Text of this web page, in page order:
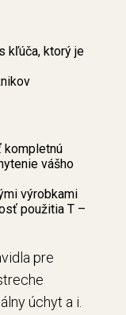
kľúča, ktorý je
kompletnú
vášho
výrobkami
použitia T –
pre
úchyt a i.